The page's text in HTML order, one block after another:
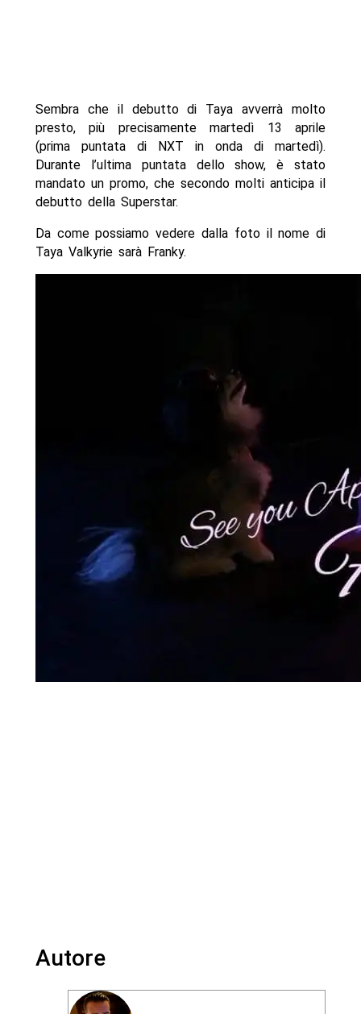
Sembra che il debutto di Taya avverrà molto
presto, più precisamente martedì 13 aprile
(prima puntata di NXT in onda di martedì).
Durante l’ultima puntata dello show, è stato
mandato un promo, che secondo molti anticipa il
debutto della Superstar.
Da come possiamo vedere dalla foto il nome di
Taya Valkyrie sarà Franky.
Autore